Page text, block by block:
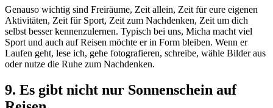
Genauso wichtig sind Freiräume, Zeit allein, Zeit für eure eigenen
Aktivitäten, Zeit für Sport, Zeit zum Nachdenken, Zeit um dich
selbst besser kennenzulernen. Typisch bei uns, Micha macht viel
Sport und auch auf Reisen möchte er in Form bleiben. Wenn er
Laufen geht, lese ich, gehe fotografieren, schreibe, wähle Bilder aus
oder nutze die Ruhe zum Nachdenken.
9. Es gibt nicht nur Sonnenschein auf